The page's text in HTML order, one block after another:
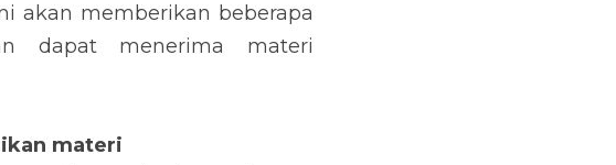
akan memberikan beberapa
dapat menerima materi
materi